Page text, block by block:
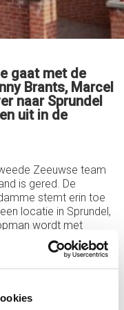
gaat met de
Brants, Marcel
naar Sprundel
uit in de
Zeeuwse team
is gered. De
stemt erin toe
locatie in Sprundel,
wordt met
Kools, reserves zijn
team gaat in de
afsluiten voor
in eigen huis kan